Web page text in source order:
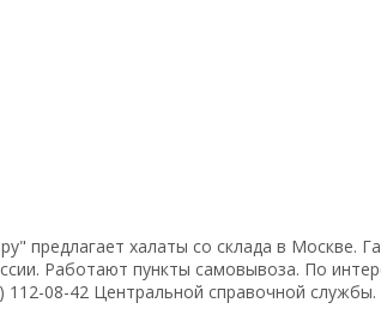
предлагает халаты со склада в Москве.
Работают пункты самовывоза. По
08-42 Центральной справочной службы.